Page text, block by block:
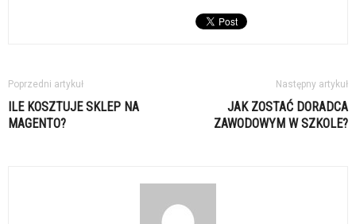
Poprzedni artykuł
ILE KOSZTUJE SKLEP NA
MAGENTO?
Następny artykuł
JAK ZOSTAĆ DORADCA
ZAWODOWYM W SZKOLE?